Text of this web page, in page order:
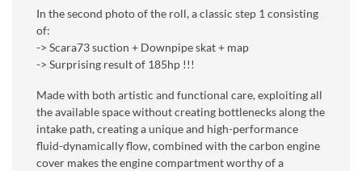
In the second photo of the roll, a classic step 1 consisting
of:
-> Scara73 suction + Downpipe skat + map
-> Surprising result of 185hp !!!
Made with both artistic and functional care, exploiting all
the available space without creating bottlenecks along the
intake path, creating a unique and high-performance
fluid-dynamically flow, combined with the carbon engine
cover makes the engine compartment worthy of a